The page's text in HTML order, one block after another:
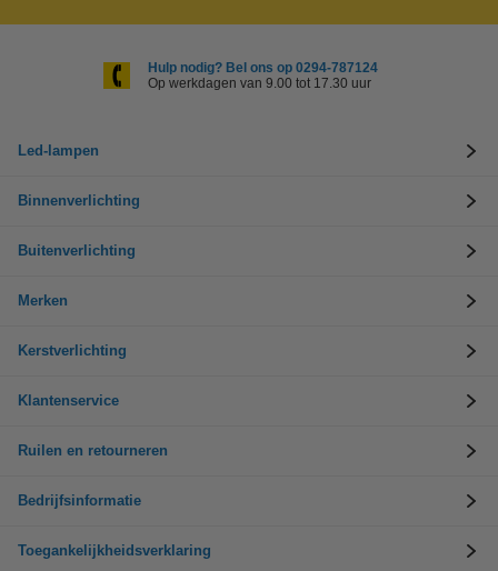
Hulp nodig? Bel ons op 0294-787124
Op werkdagen van 9.00 tot 17.30 uur
Led-lampen
Binnenverlichting
Buitenverlichting
Merken
Kerstverlichting
Klantenservice
Ruilen en retourneren
Bedrijfsinformatie
Toegankelijkheidsverklaring